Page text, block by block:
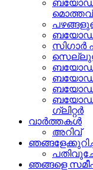
സിഗാർ
ഗ്ലിറ്റർ
വാർത്തകൾ
അറിവ്
ഞങ്ങളെ